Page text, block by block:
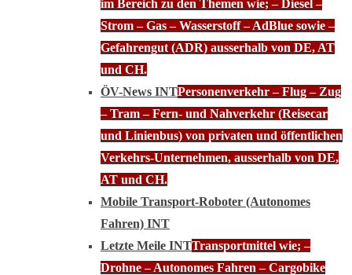
im Bereich zu den Themen wie; – Diesel –
Strom – Gas – Wasserstoff – AdBlue sowie –
Gefahrengut (ADR) ausserhalb von DE, AT
und CH.
ÖV-News INTPersonenverkehr – Flug – Zug
– Tram – Fern- und Nahverkehr (Reisecar
und Linienbus) von privaten und öffentlichen
Verkehrs-Unternehmen, ausserhalb von DE,
AT und CH.
Mobile Transport-Roboter (Autonomes
Fahren) INT
Letzte Meile INTTransportmittel wie; –
Drohne – Autonomes Fahren – Cargobike